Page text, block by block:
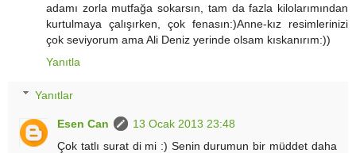
adamı zorla mutfağa sokarsın, tam da fazla kilolarımından
kurtulmaya çalışırken, çok fenasın:)Anne-kız resimlerinizi
çok seviyorum ama Ali Deniz yerinde olsam kıskanırım:))
Yanıtla
Yanıtlar
Esen Can
13 Ocak 2013 23:48
Çok tatlı surat di mi :) Senin durumun bir müddet daha